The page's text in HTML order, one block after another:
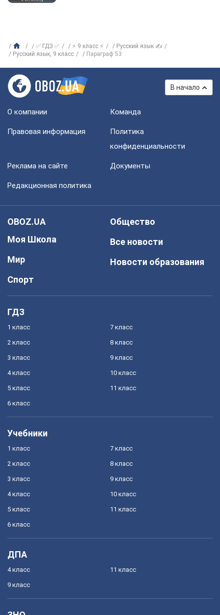
✅ ГДЗ ✅ ⚡ 9 класс ⚡
Русский язык ✍
Русский язык, 9 класс
Параграф 53
В начало
О компании Команда
Правовая информация
Политика
конфиденциальности
Реклама на сайте Документы
Редакционная политика
OBOZ.UA
Моя Школа
Мир
Спорт
Общество
Все новости
Новости образования
ГДЗ
1 класс
2 класс
3 класс
4 класс
5 класс
6 класс
7 класс
8 класс
9 класс
10 класс
11 класс
Учебники
1 класс
2 класс
3 класс
4 класс
5 класс
6 класс
7 класс
8 класс
9 класс
10 класс
11 класс
ДПА
4 класс
9 класс
11 класс